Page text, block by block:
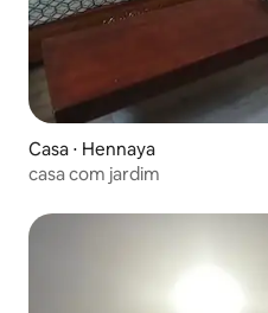
Casa ⋅ Hennaya
casa com jardim